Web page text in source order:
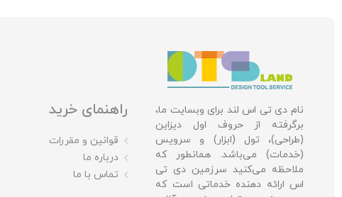
نام دی تی اس لند برای وبسایت ما،
برگرفته از حروف اول دیزاین
(طراحی)، تول (ابزار) و سرویس
(خدمات) می‌باشد. همانطور که
ملاحظه می‌کنید سرزمین دی تی
اس ارائه دهنده خدماتی است که
راهنمای خرید
قوانین و مقررات
درباره ما
تماس با ما